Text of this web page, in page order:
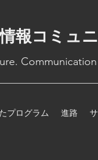
報コミュ
プログラム 進路